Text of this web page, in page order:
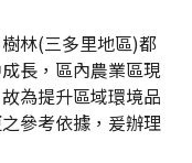
林(三多里地區)都
長，區內農業區現
為提升區域環境品
參考依據，爰辦理